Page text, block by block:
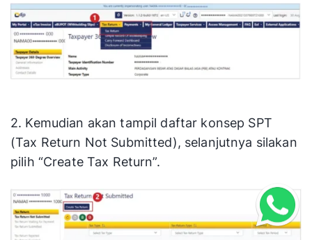
2. Kemudian akan tampil daftar konsep SPT
(Tax Return Not Submitted), selanjutnya silakan
pilih “Create Tax Return”.